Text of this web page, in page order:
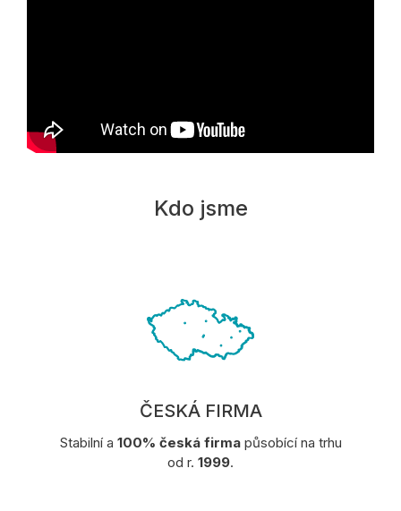
Kdo jsme
ČESKÁ FIRMA
Stabilní a 100% česká firmapůsobící na trhu
od r. 1999.